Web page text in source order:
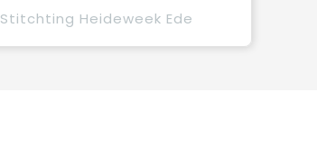
Stitchting Heideweek Ede